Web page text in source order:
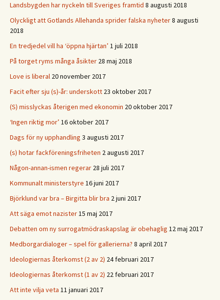
Landsbygden har nyckeln till Sveriges framtid 8 augusti 2018
Olyckligt att Gotlands Allehanda sprider falska nyheter8 augusti
2018
En tredjedel vill ha ‘öppna hjärtan’ 1 juli 2018
På torget ryms många åsikter 28 maj 2018
Love is liberal 20 november 2017
Facit efter sju (s)-år: underskott 23 oktober 2017
(S) misslyckas återigen med ekonomin 20 oktober 2017
‘Ingen riktig mor’ 16 oktober 2017
Dags för ny upphandling 3 augusti 2017
(s) hotar fackföreningsfriheten 2 augusti 2017
Någon-annan-ismen regerar 28 juli 2017
Kommunalt ministerstyre 16 juni 2017
Björklund var bra – Birgitta blir bra 2 juni 2017
Att säga emot nazister15 maj 2017
Debatten om ny surrogatmödraskapslag är obehaglig 12 maj 2017
Medborgardialoger – spel för gallerierna? 8 april 2017
Ideologiernas återkomst (2 av 2) 24 februari 2017
Ideologiernas återkomst (1 av 2) 22 februari 2017
Att inte vilja veta 11 januari 2017